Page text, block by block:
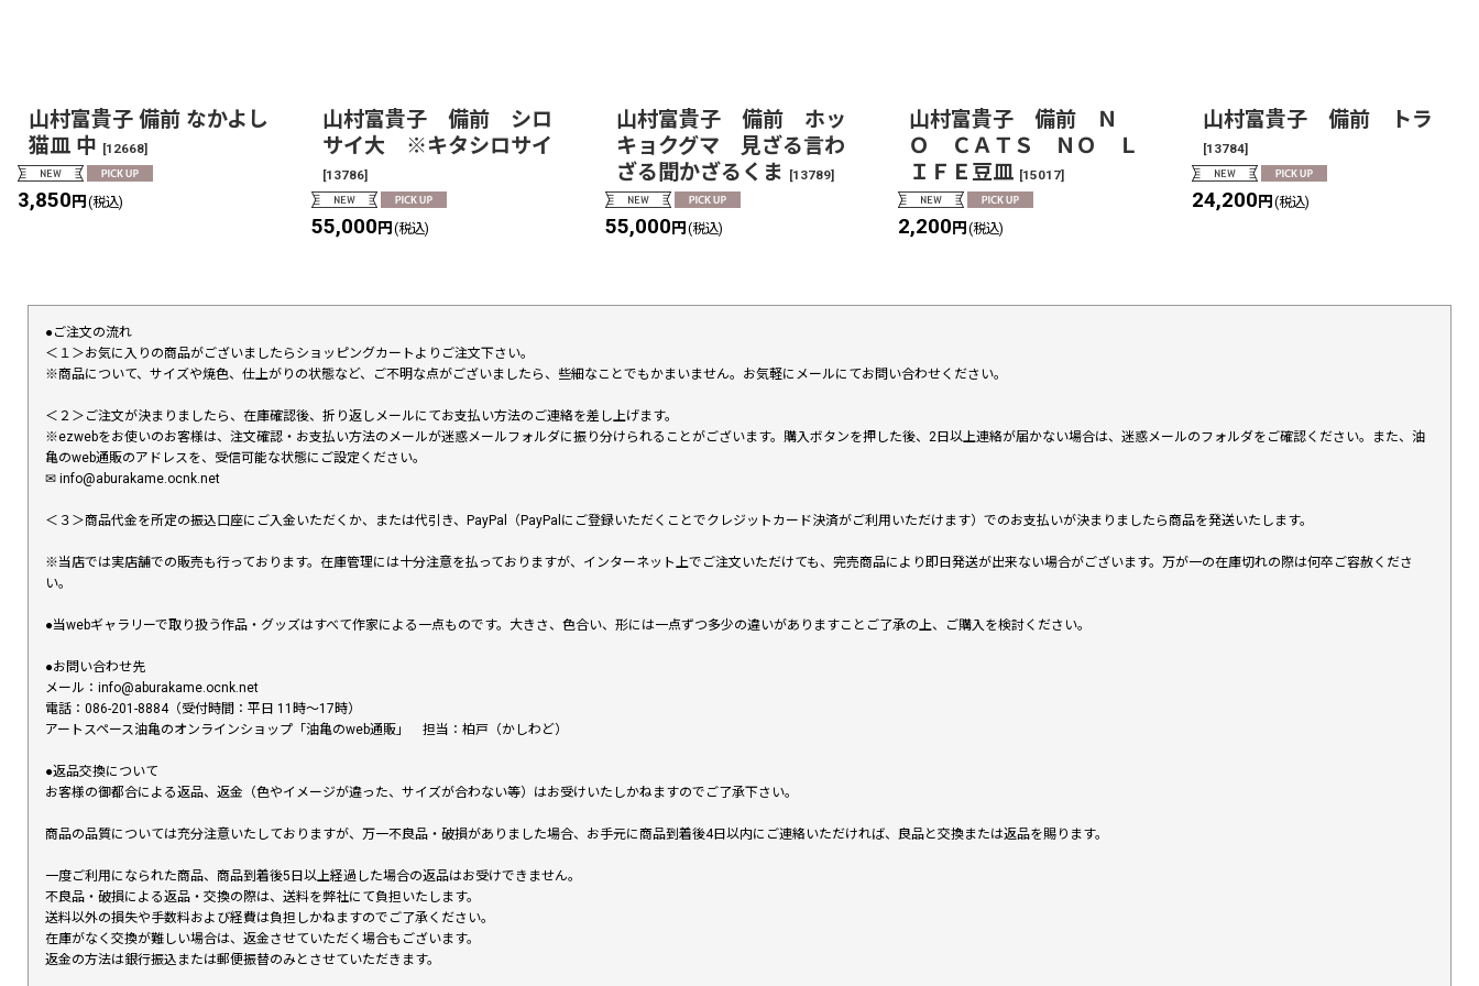
山村富貴子 備前 なかよし
猫皿 中 [12668]
3,850円 (税込)
山村富貴子 備前 シロ
サイ大 ※キタシロサイ
[13786]
55,000円 (税込)
山村富貴子 備前 ホッ
キョクグマ 見ざる言わ
ざる聞かざるくま
[13789]
55,000円 (税込)
山村富貴子 備前 Ｎ
Ｏ ＣＡＴＳ ＮＯ Ｌ
ＩＦＥ豆皿 [15017]
2,200円 (税込)
山村富貴子 備前 トラ
[13784]
24,200円 (税込)
●ご注文の流れ
＜１＞お気に入りの商品がございましたらショッピングカートよりご注文下さい。
※商品について、サイズや焼色、仕上がりの状態など、ご不明な点がございましたら、些細なことでもかまいません。お気軽にメールにてお問い合わせください。
＜２＞ご注文が決まりましたら、在庫確認後、折り返しメールにてお支払い方法のご連絡を差し上げます。
※ezwebをお使いのお客様は、注文確認・お支払い方法のメールが迷惑メールフォルダに振り分けられることがございます。購入ボタンを押した後、2日以上連絡が届かない場合は、迷惑メールのフォルダをご確認ください。また、油
亀のweb通販のアドレスを、受信可能な状態にご設定ください。
✉︎ info@aburakame.ocnk.net
＜３＞商品代金を所定の振込口座にご入金いただくか、または代引き、PayPal（PayPalにご登録いただくことでクレジットカード決済がご利用いただけます）でのお支払いが決まりましたら商品を発送いたします。
※当店では実店舗での販売も行っております。在庫管理には十分注意を払っておりますが、インターネット上でご注文いただけても、完売商品により即日発送が出来ない場合がございます。万が一の在庫切れの際は何卒ご容赦くださ
い。
●当webギャラリーで取り扱う作品・グッズはすべて作家による一点ものです。大きさ、色合い、形には一点ずつ多少の違いがありますことご了承の上、ご購入を検討ください。
●お問い合わせ先
メール：info@aburakame.ocnk.net
電話：086-201-8884（受付時間：平日 11時〜17時）
アートスペース油亀のオンラインショップ「油亀のweb通販」 担当：柏戸（かしわど）
●返品交換について
お客様の御都合による返品、返金（色やイメージが違った、サイズが合わない等）はお受けいたしかねますのでご了承下さい。
商品の品質については充分注意いたしておりますが、万一不良品・破損がありました場合、お手元に商品到着後4日以内にご連絡いただければ、良品と交換または返品を賜ります。
一度ご利用になられた商品、商品到着後5日以上経過した場合の返品はお受けできません。
不良品・破損による返品・交換の際は、送料を弊社にて負担いたします。
送料以外の損失や手数料および経費は負担しかねますのでご了承ください。
在庫がなく交換が難しい場合は、返金させていただく場合もございます。
返金の方法は銀行振込または郵便振替のみとさせていただきます。